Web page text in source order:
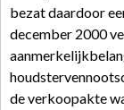
bezat daardoor
december 2000
de verkoopakte